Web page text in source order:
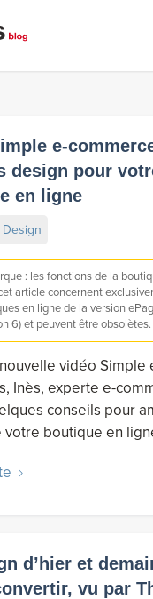
e-
design pour
en ligne
Design
: les fonctions de la
article concernent
en ligne de la version
6) et peuvent être obsolètes.
vidéo Simple
Inès, experte e-
conseils pour
votre boutique en
d’hier et
vu par